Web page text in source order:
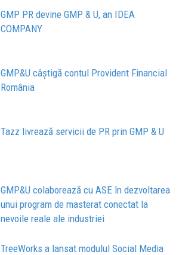
GMP PR devine GMP & U, an IDEA
COMPANY
GMP&U câștigă contul Provident Financial
România
Tazz livrează servicii de PR prin GMP & U
GMP&U colaborează cu ASE în dezvoltarea
unui program de masterat conectat la
nevoile reale ale industriei
TreeWorks a lansat modulul Social Media